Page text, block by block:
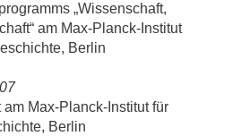
„Wissenschaft,
am Max-Planck-Institut
Berlin
Max-Planck-Institut für
Berlin